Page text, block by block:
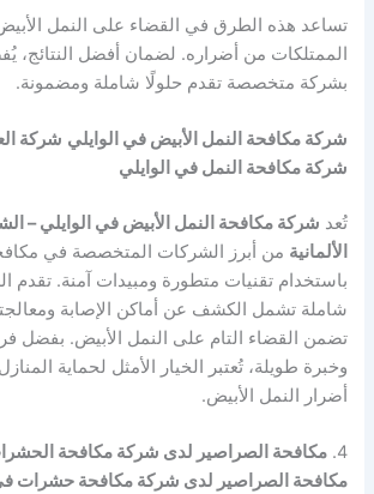
تساعد هذه الطرق في القضاء على النمل
الممتلكات من أضراره. لضمان أفضل النتائج،
بشركة متخصصة تقدم حلولًا شاملة ومضمونة.
شركة مكافحة النمل الأبيض في الوايلي شركة
شركة مكافحة النمل في الوايلي
تُعد شركة مكافحة النمل الأبيض في الوايلي –
الألمانية من أبرز الشركات المتخصصة في
باستخدام تقنيات متطورة ومبيدات آمنة. تقدم
شاملة تشمل الكشف عن أماكن الإصابة
تضمن القضاء التام على النمل الأبيض. بفضل
وخبرة طويلة، تُعتبر الخيار الأمثل لحماية
أضرار النمل الأبيض.
4. مكافحة الصراصير لدى شركة مكافحة
مكافحة الصراصير لدى شركة مكافحة حشرات